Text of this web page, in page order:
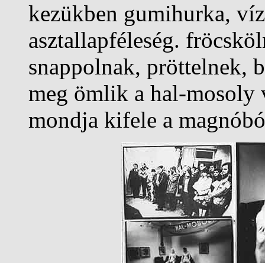
kezükben gumihurka,
asztallapféleség.
snappolnak, pröttelnek,
meg ömlik a hal-mosoly
mondja kifele a